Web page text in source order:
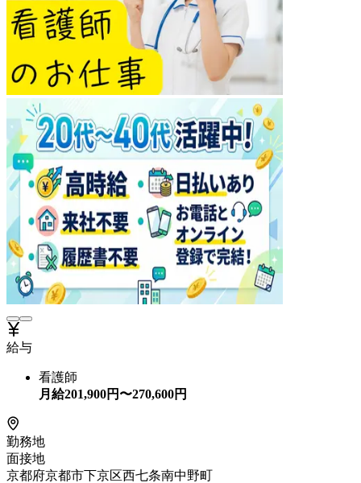
給与
看護師
月給201,900円〜270,600円
勤務地
面接地
京都府京都市下京区西七条南中野町